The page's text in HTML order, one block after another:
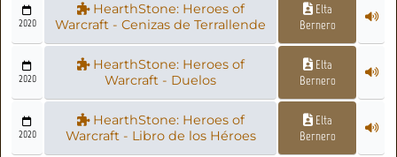
2020
HearthStone: Heroes of
Warcraft - Cenizas de Terrallende
Elta
Bernero
2020
HearthStone: Heroes of
Warcraft - Duelos
Elta
Bernero
2020
HearthStone: Heroes of
Warcraft - Libro de los Héroes
Elta
Bernero